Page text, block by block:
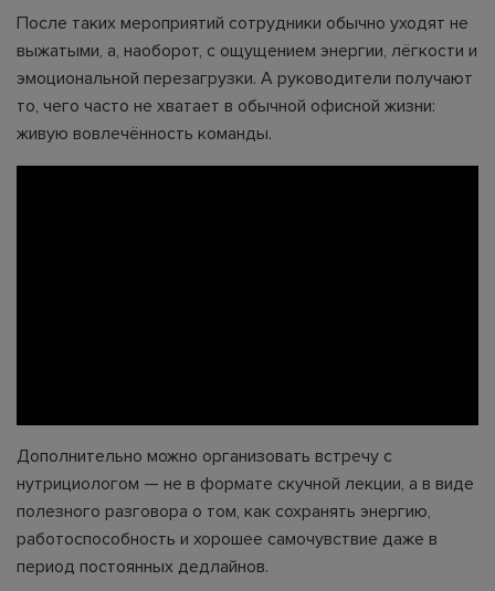
После таких мероприятий сотрудники обычно уходят не
выжатыми, а, наоборот, с ощущением энергии, лёгкости и
эмоциональной перезагрузки. А руководители получают
то, чего часто не хватает в обычной офисной жизни:
живую вовлечённость команды.
Дополнительно можно организовать встречу с
нутрициологом — не в формате скучной лекции, а в виде
полезного разговора о том, как сохранять энергию,
работоспособность и хорошее самочувствие даже в
период постоянных дедлайнов.